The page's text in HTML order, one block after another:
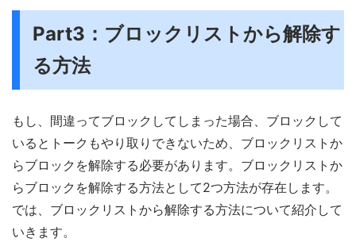
Part3：ブロックリストから解除す
る方法
もし、間違ってブロックしてしまった場合、ブロックして
いるとトークもやり取りできないため、ブロックリストか
らブロックを解除する必要があります。ブロックリストか
らブロックを解除する方法として2つ方法が存在します。
では、ブロックリストから解除する方法について紹介して
いきます。